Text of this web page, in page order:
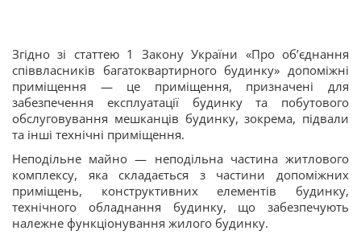
Згідно зі статтею 1 Закону України «Про об’єднання
співвласників багатоквартирного будинку» допоміжні
приміщення — це приміщення, призначені для
забезпечення експлуатації будинку та побутового
обслуговування мешканців будинку, зокрема, підвали
та інші технічні приміщення.
Неподільне майно — неподільна частина житлового
комплексу, яка складається з частини допоміжних
приміщень, конструктивних елементів будинку,
технічного обладнання будинку, що забезпечують
належне функціонування жилого будинку.